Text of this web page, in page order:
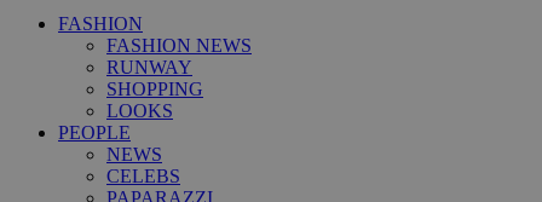
FASHION
FASHION NEWS
RUNWAY
SHOPPING
LOOKS
PEOPLE
NEWS
CELEBS
PAPARAZZI